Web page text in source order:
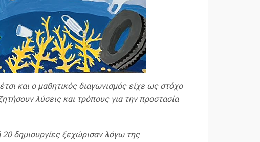
και ο μαθητικός διαγωνισμός είχε ως στόχο
λύσεις και τρόπους για την προστασία
δημιουργίες ξεχώρισαν λόγω της